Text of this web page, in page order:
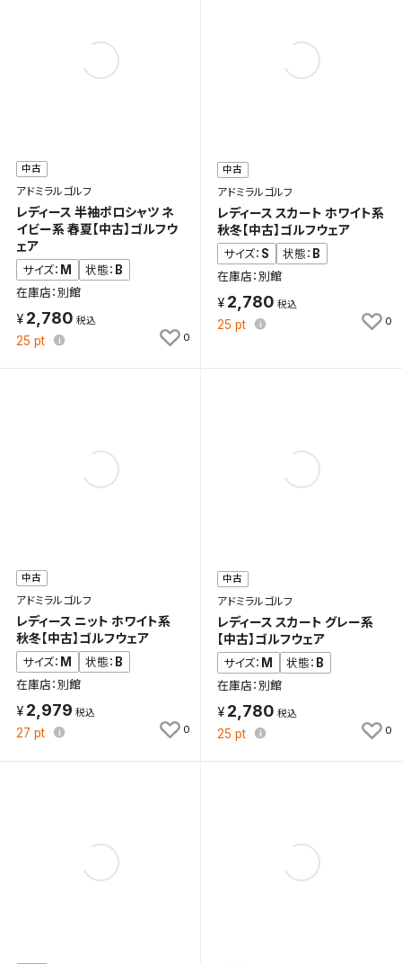
中古
アドミラルゴルフ
レディース 半袖ポロシャツ ネ
イビー系 春夏【中古】ゴルフウ
ェア
サイズ： M 状態： B
在庫店：別館
2,780
25 pt 0
中古
アドミラルゴルフ
レディース スカート ホワイト系
秋冬【中古】ゴルフウェア
サイズ： S 状態： B
在庫店：別館
2,780
25 pt 0
中古
アドミラルゴルフ
レディース ニット ホワイト系
秋冬【中古】ゴルフウェア
サイズ： M 状態： B
在庫店：別館
2,979
27 pt 0
中古
アドミラルゴルフ
レディース スカート グレー系
【中古】ゴルフウェア
サイズ： M 状態： B
在庫店：別館
2,780
25 pt 0